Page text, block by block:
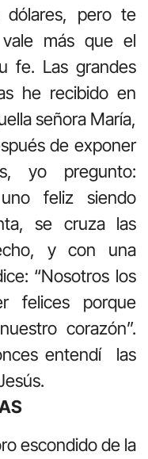
pero te
más que el
fe. Las grandes
he recibido en
señora María,
de exponer
yo pregunto:
feliz siendo
se cruza las
y con una
“Nosotros los
felices porque
corazón”.
entendí las
escondido de la